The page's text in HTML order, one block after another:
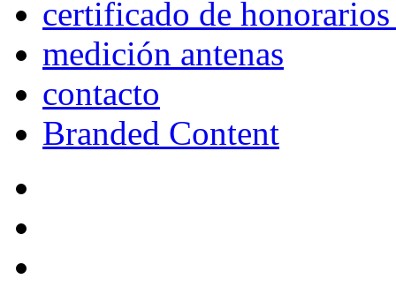
certificado de
medición antenas
contacto
Branded Content